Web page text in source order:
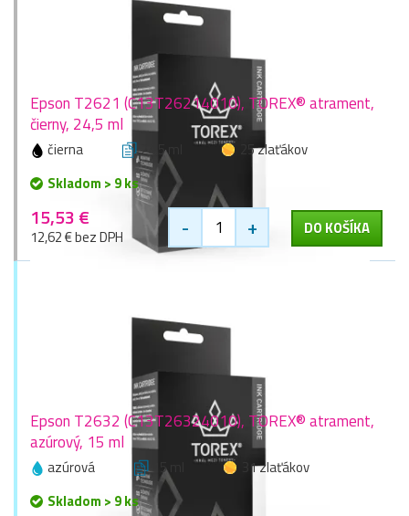
Epson T2621 (C13T26214010), TOREX® atrament,
čierny, 24,5 ml
čierna 24,5 ml
25 zlaťákov
Skladom > 9 ks
15,53 €
12,62 € bez DPH - + DO KOŠÍKA
Epson T2632 (C13T26324010), TOREX® atrament,
azúrový, 15 ml
azúrová 15 ml
31 zlaťákov
Skladom > 9 ks